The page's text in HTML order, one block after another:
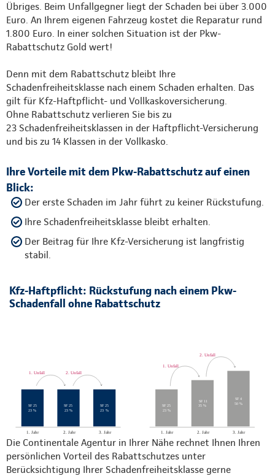
Übriges. Beim Unfallgegner liegt der Schaden bei über 3.000
Euro. An Ihrem eigenen Fahrzeug kostet die Reparatur rund
1.800 Euro. In einer solchen Situation ist der Pkw-
Rabattschutz Gold wert!
Denn mit dem Rabattschutz bleibt Ihre
Schadenfreiheitsklasse nach einem Schaden erhalten. Das
gilt für Kfz-Haftpflicht- und Vollkaskoversicherung.
Ohne Rabattschutz verlieren Sie bis zu
23 Schadenfreiheitsklassen in der Haftpflicht-Versicherung
und bis zu 14 Klassen in der Vollkasko.
Ihre Vorteile mit dem Pkw-Rabattschutz auf einen
Blick:
Der erste Schaden im Jahr führt zu keiner Rückstufung.
Ihre Schadenfreiheitsklasse bleibt erhalten.
Der Beitrag für Ihre Kfz-Versicherung ist langfristig
stabil.
Kfz-Haftpflicht: Rückstufung nach einem Pkw-
Schadenfall ohne Rabattschutz
Die Continentale Agentur in Ihrer Nähe rechnet Ihnen Ihren
persönlichen Vorteil des Rabattschutzes unter
Berücksichtigung Ihrer Schadenfreiheitsklasse gerne